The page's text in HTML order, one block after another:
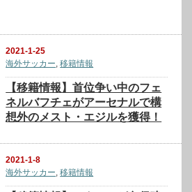
2021-1-25
海外サッカー,移籍情報
【移籍情報】首位争い中のフェ
ネルバフチェがアーセナルで構
想外のメスト・エジルを獲得！
2021-1-8
海外サッカー,移籍情報